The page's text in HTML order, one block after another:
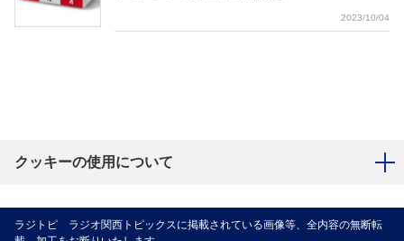
2023/10/04
クッキーの使用について
ラジトピ ラジオ関西トピックスに掲載されている画像等、全内容の無断転